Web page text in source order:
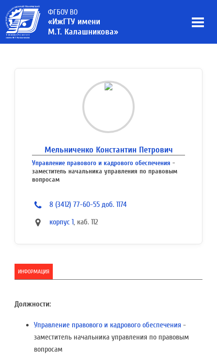
ФГБОУ ВО
«ИжГТУ имени
М.Т. Калашникова»
Мельниченко Константин Петрович
Управление правового и кадрового обеспечения -
заместитель начальника управления по правовым
вопросам
8 (3412) 77-60-55 доб. 1174
корпус 1, каб. 112
ИНФОРМАЦИЯ
Должности:
Управление правового и кадрового обеспечения -
заместитель начальника управления по правовым
вопросам